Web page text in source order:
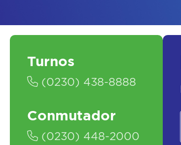
Turnos
(0230) 438-8888
Conmutador
(0230) 448-2000